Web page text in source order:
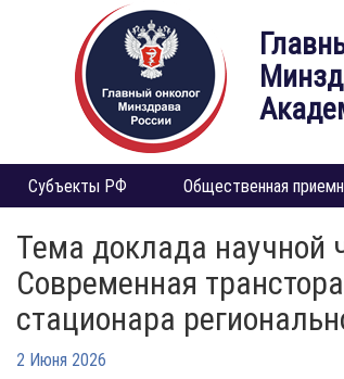
Субъекты РФ Общественная
Тема доклада научной
Современная
стационара
2 Июня 2026